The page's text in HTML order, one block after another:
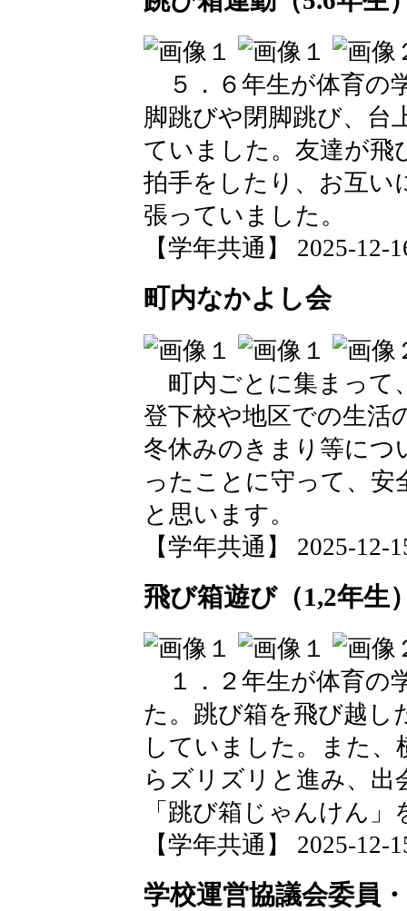
５．６年生が体育の
脚跳びや閉脚跳び、台
ていました。友達が飛
拍手をしたり、お互い
張っていました。
【学年共通】 2025-12-
町内なかよし会
町内ごとに集まって
登下校や地区での生活
冬休みのきまり等につ
ったことに守って、
と思います。
【学年共通】 2025-12-
飛び箱遊び（1,2年生
１．２年生が体育の
た。跳び箱を飛び越し
していました。また
らズリズリと進み、
「跳び箱じゃんけん
【学年共通】 2025-12-
学校運営協議会委員